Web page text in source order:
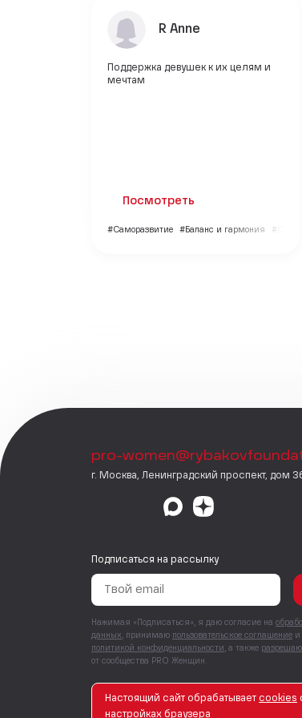
R Anne
Поддержка девушек к их целям и
мечтам
Посмотреть
#Саморазвитие #Баланс и гармония
pro-
г. Москва, Ленинградский проспект, дом
Подписаться на рассылку
Нажимая «Подписаться», я даю согласие на
данных , принимаю пользовательское соглашение и
политикой конфиденциальности , а также
от сообщества PRO Женщин.
© PRO Женщин. Все права защищены. 2026
Настоящий сайт обрабатывает сookies
настройках браузера